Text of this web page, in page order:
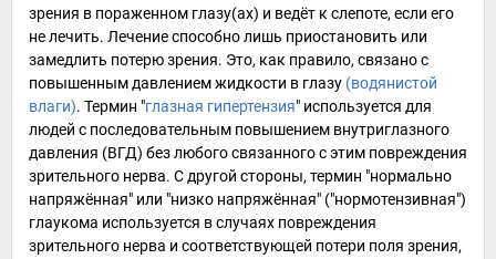
зрения в пораженном глазу(ах) и ведёт к слепоте, если его
не лечить. Лечение способно лишь приостановить или
замедлить потерю зрения. Это, как правило, связано с
повышенным давлением жидкости в глазу (водянистой
влаги). Термин "глазная гипертензия" используется для
людей с последовательным повышением внутриглазного
давления (ВГД) без любого связанного с этим повреждения
зрительного нерва. С другой стороны, термин "нормально
напряжённая" или "низко напряжённая" ("нормотензивная")
глаукома используется в случаях повреждения
зрительного нерва и соответствующей потери поля зрения,